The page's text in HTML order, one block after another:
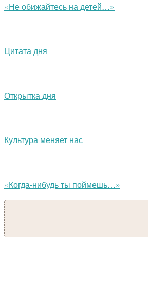
«Не обижайтесь на детей…»
Цитата дня
Открытка дня
Культура меняет нас
«Когда-нибудь ты поймешь…»